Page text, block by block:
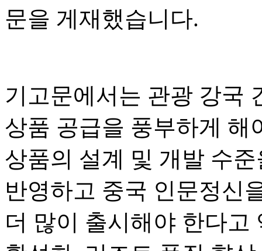
문을 게재했습니다.
기고문에서는 관광 강국
상품 공급을 풍부하게 해
상품의 설계 및 개발 수
반영하고 중국 인문정신
더 많이 출시해야 한다고